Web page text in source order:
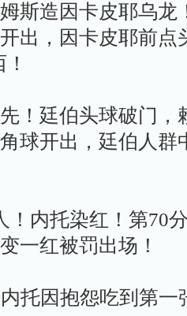
斯造因卡皮耶乌龙
出，因卡皮耶前点
廷伯头球破门，
球开出，廷伯人群
内托染红！第70分
一红被罚出场！
因抱怨吃到第一